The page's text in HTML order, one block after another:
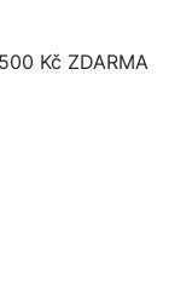
Kč ZDARMA